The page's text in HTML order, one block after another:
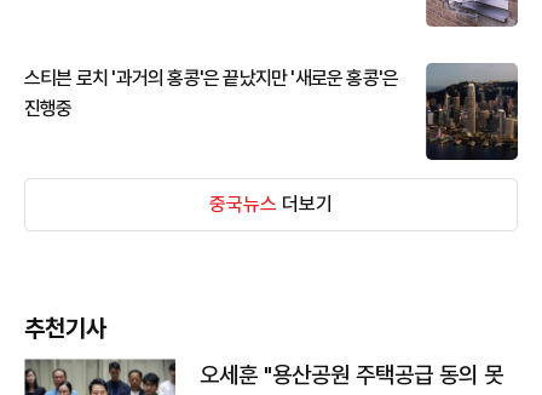
스티븐 로치 '과거의 홍콩'은 끝났지만 '새로운 홍콩'은
진행중
중국뉴스 더보기
추천기사
오세훈 "용산공원 주택공급 동의 못